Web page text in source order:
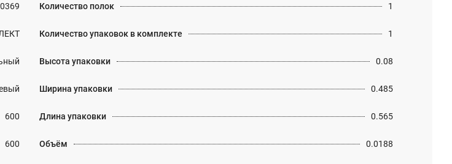
600
600
Количество полок 1
Количество упаковок в комплекте 1
Высота упаковки 0.08
Ширина упаковки 0.485
Длина упаковки 0.565
Объём 0.0188